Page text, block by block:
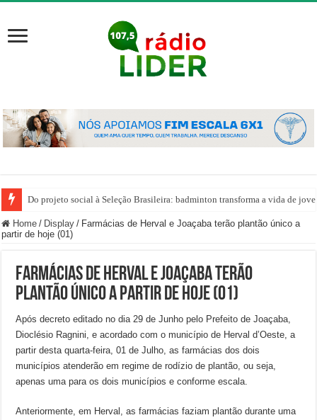
Do projeto social à Seleção Brasileira: badminton transforma a vida de
Home / Display / Farmácias de Herval e Joaçaba terão plantão único a
partir de hoje (01)
Farmácias de Herval e Joaçaba terão
plantão único a partir de hoje (01)
Após decreto editado no dia 29 de Junho pelo Prefeito de Joaçaba,
Dioclésio Ragnini, e acordado com o município de Herval d’Oeste, a
partir desta quarta-feira, 01 de Julho, as farmácias dos dois
municípios atenderão em regime de rodízio de plantão, ou seja,
apenas uma para os dois municípios e conforme escala.
Anteriormente, em Herval, as farmácias faziam plantão durante uma